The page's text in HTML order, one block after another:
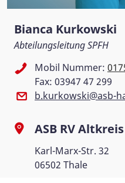
Bianca Kurkowski
Abteilungsleitung SPFH
Mobil Nummer:
Fax: 03947 47 299
b.kurkowski@asb-
ASB RV
Karl-Marx-Str. 32
06502 Thale